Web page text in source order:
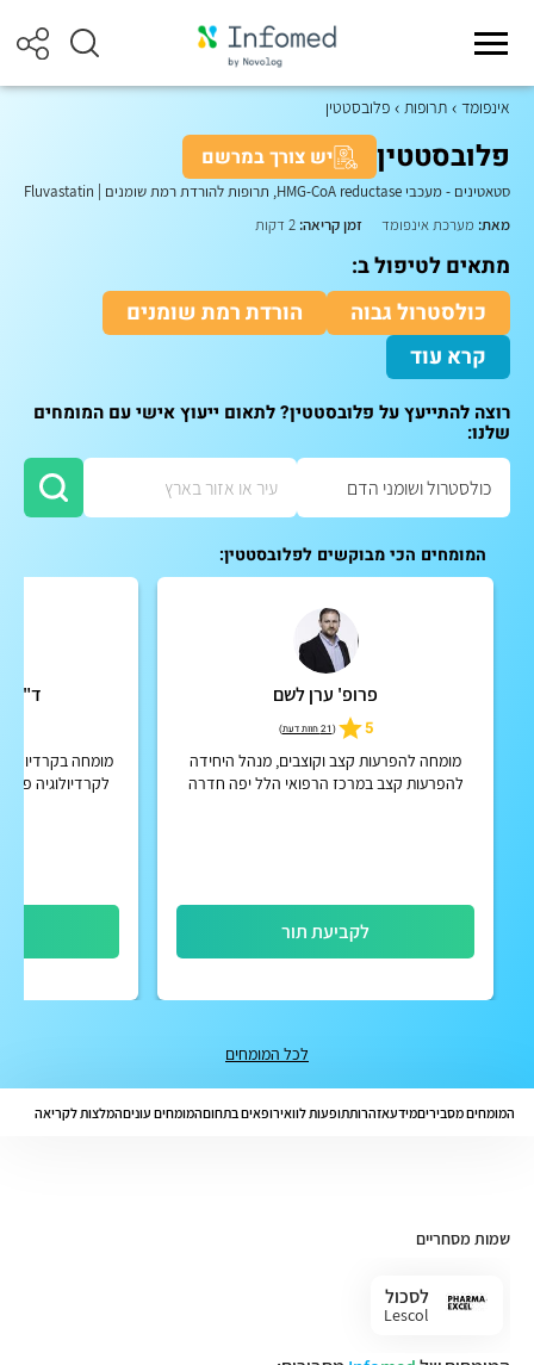
אינפומד תרופות פלובסטטין
פלובסטטין יש צורך במרשם
סטאטינים - מעכבי HMG-CoA reductase, תרופות להורדת רמת שומנים
Fluvastatin
מאת: מערכת אינפומד זמן קריאה:
מתאים לטיפול ב:
כולסטרול גבוה
הורדת רמת שומנים
קרא עוד
רוצה להתייעץ על פלובסטטין? לתאום ייעוץ אישי עם המומחים
שלנו:
המומחים הכי מבוקשים לפלובסטטין:
פרופ' ערן לשם
5
(21 חוות דעת )
מומחה להפרעות קצב וקוצבים, מנהל היחידה
להפרעות קצב במרכז הרפואי הלל יפה חדרה
לקביעת תור
ד"ר
מומחה
לקרדיולוגיה
לכל המומחים
המומחים מסביריםמידעאזהרותתופעות לוואירופאים בתחוםהמומחים עוניםהמלצות לקריאה
שמות מסחריים
לסכול
Lescol